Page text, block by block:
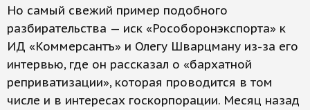
Но самый свежий пример подобного
разбирательства — иск «Рособоронэкспорта» к
ИД «Коммерсантъ» и Олегу Шварцману из-за его
интервью, где он рассказал о «бархатной
реприватизации», которая проводится в том
числе и в интересах госкорпорации. Месяц назад